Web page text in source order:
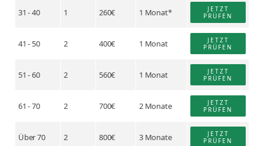
31 - 40 1 260€ 1 Monat*
JETZT
PRÜFEN
41 - 50 2 400€ 1 Monat
JETZT
PRÜFEN
51 - 60 2 560€ 1 Monat
JETZT
PRÜFEN
61 - 70 2 700€ 2 Monate
JETZT
PRÜFEN
Über 70 2 800€ 3 Monate
JETZT
PRÜFEN